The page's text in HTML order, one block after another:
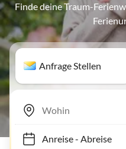
Finde deine Traum-
Anfrage Stellen
Anreise- Abreise